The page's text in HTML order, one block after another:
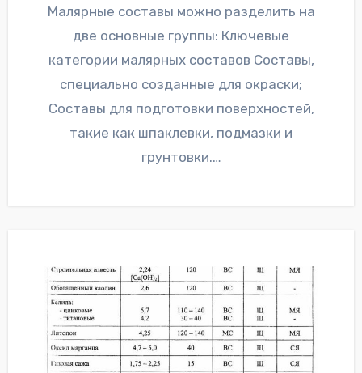
Малярные составы можно разделить на
две основные группы: Ключевые
категории малярных составов Составы,
специально созданные для окраски;
Составы для подготовки поверхностей,
такие как шпаклевки, подмазки и
грунтовки.…